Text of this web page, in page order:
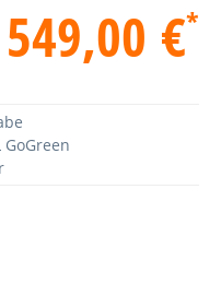
549,00 €*